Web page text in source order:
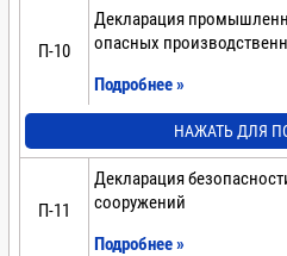
П-10
Декларация
опасных
Подробнее »
НАЖАТЬ ДЛЯ
П-11
Декларация
сооружений
Подробнее »